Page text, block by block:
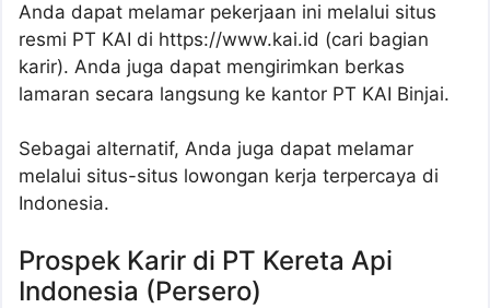
Anda dapat melamar pekerjaan ini melalui situs
resmi PT KAI di https://www.kai.id (cari bagian
karir). Anda juga dapat mengirimkan berkas
lamaran secara langsung ke kantor PT KAI Binjai.
Sebagai alternatif, Anda juga dapat melamar
melalui situs-situs lowongan kerja terpercaya di
Indonesia.
Prospek Karir di PT Kereta Api
Indonesia (Persero)